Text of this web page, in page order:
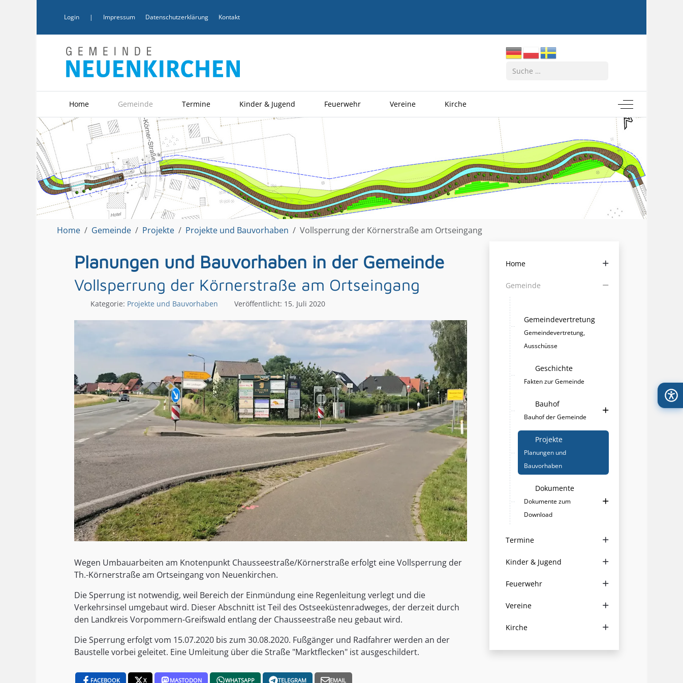
Login | Impressum Datenschutzerklärung Kontakt
Suchen
Home Gemeinde Termine Kinder & Jugend Feuerwehr Vereine Kirche Off-Canvas
Home Gemeinde Projekte Projekte und Bauvorhaben Vollsperrung der Körnerstraße am Ortseingang
Planungen und Bauvorhaben in der Gemeinde
Vollsperrung der Körnerstraße am Ortseingang
Kategorie: Projekte und Bauvorhaben Veröffentlicht: 15. Juli 2020
Wegen Umbauarbeiten am Knotenpunkt Chausseestraße/Körnerstraße erfolgt eine Vollsperrung der
Th.-Körnerstraße am Ortseingang von Neuenkirchen.
Die Sperrung ist notwendig, weil Bereich der Einmündung eine Regenleitung verlegt und die
Verkehrsinsel umgebaut wird. Dieser Abschnitt ist Teil des Ostseeküstenradweges, der derzeit durch
den Landkreis Vorpommern-Greifswald entlang der Chausseestraße neu gebaut wird.
Die Sperrung erfolgt vom 15.07.2020 bis zum 30.08.2020. Fußgänger und Radfahrer werden an der
Baustelle vorbei geleitet. Eine Umleitung über die Straße "Marktflecken" ist ausgeschildert.
FACEBOOK X MASTODON WHATSAPP TELEGRAM EMAIL
Home
Gemeinde
Gemeindevertretung
Gemeindevertretung,
Ausschüsse
Geschichte
Fakten zur Gemeinde
Bauhof
Bauhof der Gemeinde
Projekte
Planungen und
Bauvorhaben
Dokumente
Dokumente zum
Download
Termine
Kinder & Jugend
Feuerwehr
Vereine
Kirche